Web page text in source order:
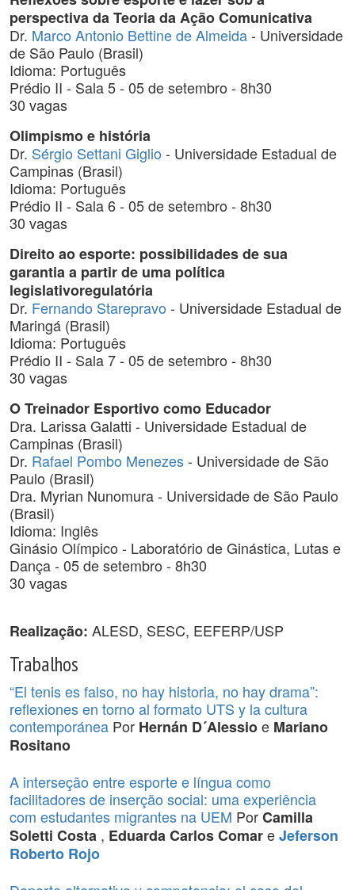
perspectiva da Teoria da Ação Comunicativa
Dr. Marco Antonio Bettine de Almeida- Universidade
de São Paulo (Brasil)
Idioma: Português
Prédio II - Sala 5 - 05 de setembro - 8h30
30 vagas
Olimpismo e história
Dr. Sérgio Settani Giglio - Universidade Estadual de
Campinas (Brasil)
Idioma: Português
Prédio II - Sala 6 - 05 de setembro - 8h30
30 vagas
Direito ao esporte: possibilidades de sua
garantia a partir de uma política
legislativoregulatória
Dr. Fernando Starepravo - Universidade Estadual de
Maringá (Brasil)
Idioma: Português
Prédio II - Sala 7 - 05 de setembro - 8h30
30 vagas
O Treinador Esportivo como Educador
Dra. Larissa Galatti - Universidade Estadual de
Campinas (Brasil)
Dr. Rafael Pombo Menezes- Universidade de São
Paulo (Brasil)
Dra. Myrian Nunomura - Universidade de São Paulo
(Brasil)
Idioma: Inglês
Ginásio Olímpico - Laboratório de Ginástica, Lutas e
Dança - 05 de setembro - 8h30
30 vagas
Realização: ALESD, SESC, EEFERP/USP
Trabalhos
“El tenis es falso, no hay historia, no hay drama”:
reflexiones en torno al formato UTS y la cultura
contemporánea Por Hernán D´Alessioe Mariano
Rositano
A interseção entre esporte e língua como
facilitadores de inserção social: uma experiência
com estudantes migrantes na UEM PorCamilla
Soletti Costa , Eduarda Carlos ComareJeferson
Roberto Rojo